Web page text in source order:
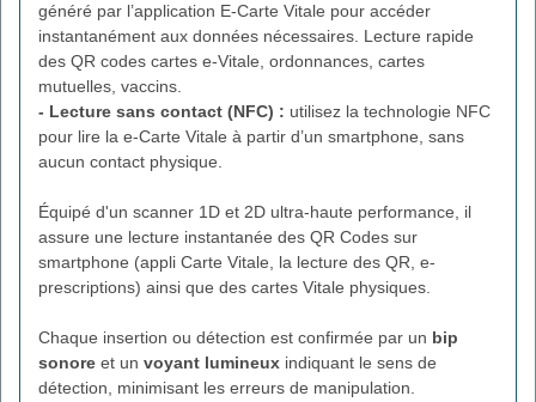
généré par l’application E-Carte Vitale pour accéder
instantanément aux données nécessaires. Lecture rapide
des QR codes cartes e-Vitale, ordonnances, cartes
mutuelles, vaccins.
- Lecture sans contact (NFC) : utilisez la technologie NFC
pour lire la e-Carte Vitale à partir d’un smartphone, sans
aucun contact physique.
Équipé d'un scanner 1D et 2D ultra-haute performance, il
assure une lecture instantanée des QR Codes sur
smartphone (appli Carte Vitale, la lecture des QR, e-
prescriptions) ainsi que des cartes Vitale physiques.
Chaque insertion ou détection est confirmée par un bip
sonore et un voyant lumineux indiquant le sens de
détection, minimisant les erreurs de manipulation.